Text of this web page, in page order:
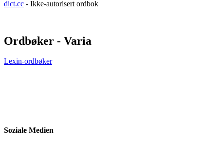
dict.cc - Ikke-autorisert ordbok
Ordbøker - Varia
Lexin-ordbøker
Soziale Medien